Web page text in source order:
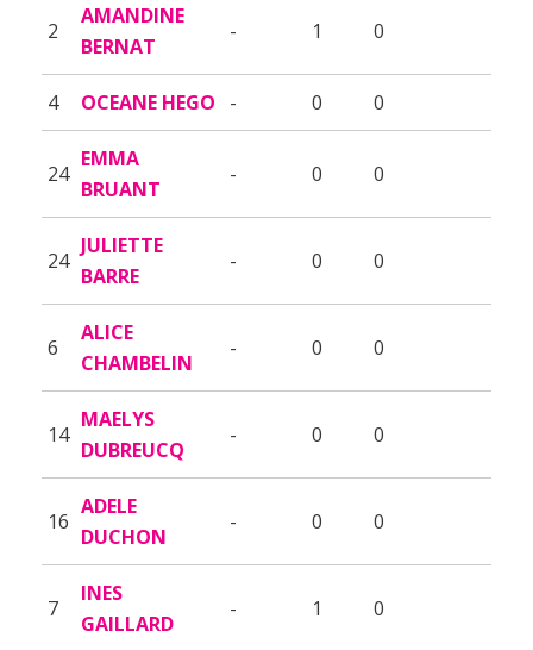
2
AMANDINE
BERNAT
- 1 0
4 OCEANE HEGO - 0 0
24
EMMA
BRUANT
- 0 0
24
JULIETTE
BARRE
- 0 0
6
ALICE
CHAMBELIN
- 0 0
14
MAELYS
DUBREUCQ
- 0 0
16
ADELE
DUCHON
- 0 0
7
INES
GAILLARD
- 1 0